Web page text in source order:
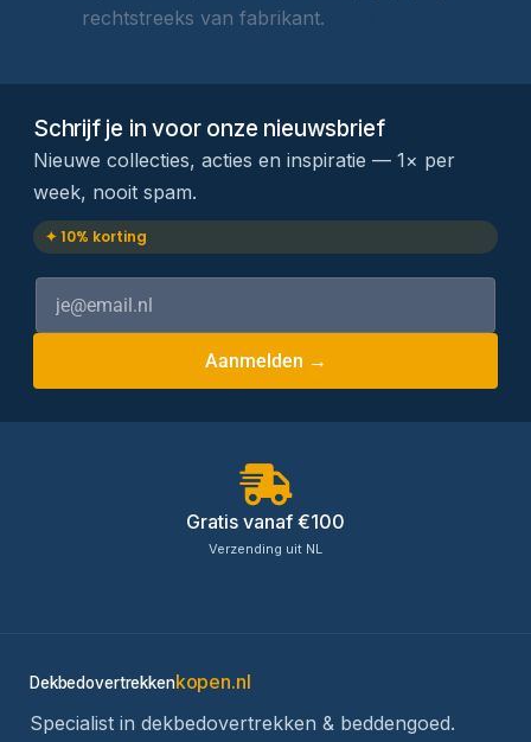
rechtstreeks van fabrikant.
Schrijf je in voor onze nieuwsbrief
Nieuwe collecties, acties en inspiratie — 1× per
week, nooit spam.
✦ 10% korting
Aanmelden →
Gratis vanaf €100
Verzending uit NL
Dekbedovertrekkenkopen.nl
Specialist in dekbedovertrekken & beddengoed.